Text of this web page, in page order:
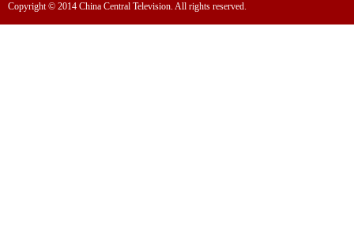
Copyright © 2014 China Central Television. All rights reserved.